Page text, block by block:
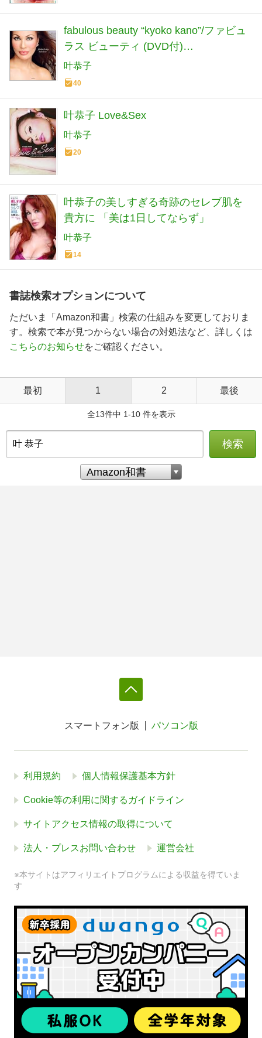
fabulous beauty “kyoko kano”/ファビュ
ラス ビューティ (DVD付)
(GLAMOROUS BOOKS)
叶恭子
40
叶恭子 Love&Sex
叶恭子
20
叶恭子の美しすぎる奇跡のセレブ肌を
貴方に 「美は1日してならず」
叶恭子
14
書誌検索オプションについて
ただいま「Amazon和書」検索の仕組みを変更しておりま
す。検索で本が見つからない場合の対処法など、詳しくは
こちらのお知らせをご確認ください。
最初 1 2 最後
全13件中 1-10 件を表示
検索
スマートフォン版 パソコン版
利用規約 個人情報保護基本方針
Cookie等の利用に関するガイドライン
サイトアクセス情報の取得について
法人・プレスお問い合わせ 運営会社
※本サイトはアフィリエイトプログラムによる収益を得ていま
す